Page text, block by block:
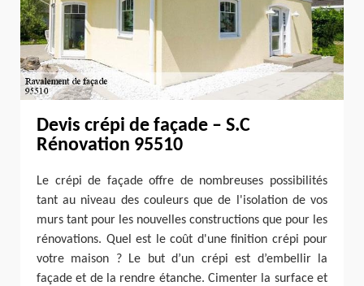
Devis crépi de façade – S.C
Rénovation 95510
Le crépi de façade offre de nombreuses possibilités
tant au niveau des couleurs que de l'isolation de vos
murs tant pour les nouvelles constructions que pour les
rénovations. Quel est le coût d'une finition crépi pour
votre maison ? Le but d’un crépi est d’embellir la
façade et de la rendre étanche. Cimenter la surface et